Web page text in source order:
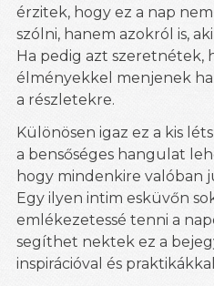
érzitek, hogy ez a nap
szólni, hanem azokról is,
Ha pedig azt szeretnétek,
élményekkel menjenek
a részletekre.
Különösen igaz ez a kis
a bensőséges hangulat
hogy mindenkire valóban
Egy ilyen intim esküvőn
emlékezetessé tenni a
segíthet nektek ez a
inspirációval és